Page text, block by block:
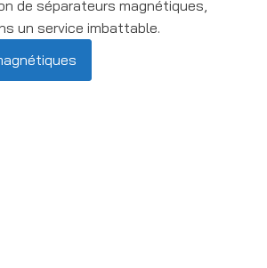
de séparateurs magnétiques,
un service imbattable.